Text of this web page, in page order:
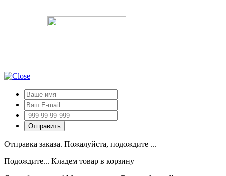
Отправка заказа. Пожалуйста, подождите ...
Подождите... Кладем товар в корзину